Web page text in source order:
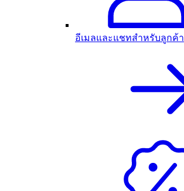
อีเมลและแชทสำหรับลูกค้า